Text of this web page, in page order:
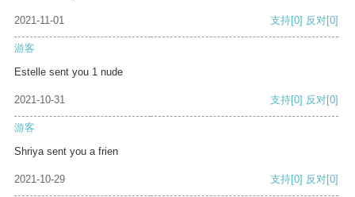
2021-11-01 支持[0] 反对[0]
游客
Estelle sent you 1 nude
2021-10-31 支持[0] 反对[0]
游客
Shriya sent you a frien
2021-10-29 支持[0] 反对[0]